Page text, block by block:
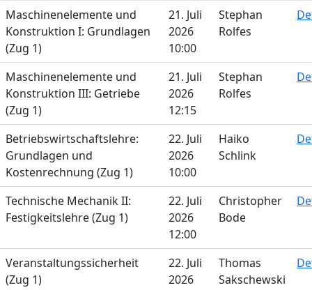
Maschinenelemente und
Konstruktion I: Grundlagen
(Zug 1)
21. Juli
2026
10:00
Stephan
Rolfes
Maschinenelemente und
Konstruktion III: Getriebe
(Zug 1)
21. Juli
2026
12:15
Stephan
Rolfes
Betriebswirtschaftslehre:
Grundlagen und
Kostenrechnung (Zug 1)
22. Juli
2026
10:00
Haiko
Schlink
Technische Mechanik II:
Festigkeitslehre (Zug 1)
22. Juli
2026
12:00
Christopher
Bode
Veranstaltungssicherheit
(Zug 1)
22. Juli
2026
Thomas
Sakschewski